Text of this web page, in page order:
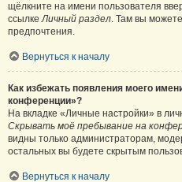
щёлкните на имени пользователя
ссылкеЛичный раздел. Там вы
предпочтения.
Вернуться к началу
Как избежать появления моего
конференции»?
На вкладке «Личные настройки» в
Скрывать моё пребывание на
видны только администраторам,
остальных вы будете скрытым
Вернуться к началу